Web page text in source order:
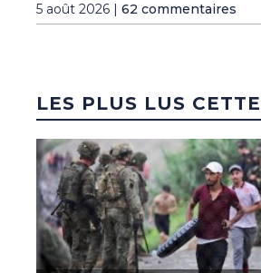
5 août 2026 | 62 commentaires
LES PLUS LUS